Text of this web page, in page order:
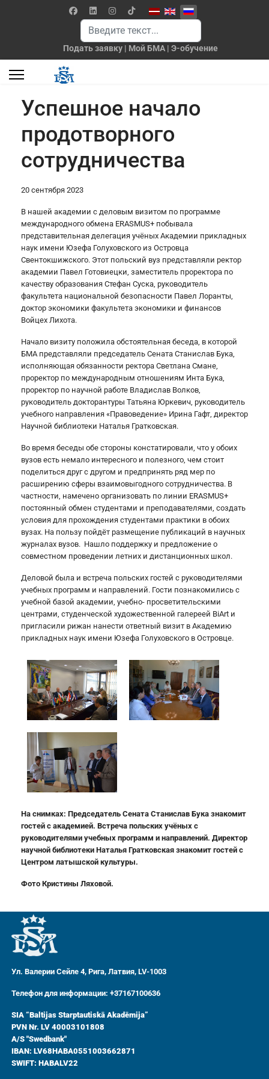
Выберите язык
Поиск
Подать заявку | Мой БМА | Э-обучение
Успешное начало
продотворного
сотрудничества
20 сентября 2023
В нашей академии с деловым визитом по программе
международного обмена ERASMUS+ побывала
представительная делегация учёных Академии прикладных
наук имени Юзефа Голуховского из Островца
Свентокшижского. Этот польский вуз представляли ректор
академии Павел Готовиецки, заместитель проректора по
качеству образования Стефан Суска, руководитель
факультета национальной безопасности Павел Лоранты,
доктор экономики факультета экономики и финансов
Войцех Лихота.
Начало визиту положила обстоятельная беседа, в которой
БМА представляли председатель Сената Станислав Бука,
исполняющая обязанности ректора Светлана Смане,
проректор по международным отношениям Инта Бука,
проректор по научной работе Владислав Волков,
руководитель докторантуры Татьяна Юркевич, руководитель
учебного направления «Правоведение» Ирина Гафт, директор
Научной библиотеки Наталья Гратковская.
Во время беседы обе стороны констатировали, что у обоих
вузов есть немало интересного и полезного, чем стоит
поделиться друг с другом и предпринять ряд мер по
расширению сферы взаимовыгодного сотрудничества. В
частности, намечено организовать по линии ERASMUS+
постоянный обмен студентами и преподавателями, создать
условия для прохождения студентами практики в обоих
вузах. На пользу пойдёт размещение публикаций в научных
журналах вузов. Нашло поддержку и предложение о
совместном проведении летних и дистанционных школ.
Деловой была и встреча польских гостей с руководителями
учебных программ и направлений. Гости познакомились с
учебной базой академии, учебно- просветительскими
центрами, студенческой художественной галереей BiArt и
пригласили рижан нанести ответный визит в Академию
прикладных наук имени Юзефа Голуховского в Островце.
На снимках: Председатель Сената Станислав Бука знакомит
гостей с академией. Встреча польских учёных с
руководителями учебных программ и направлений. Директор
научной библиотеки Наталья Гратковская знакомит гостей с
Центром латышской культуры.
Фото Кристины Ляховой.
Ул. Валерии Сейле 4, Рига, Латвия, LV-1003
Телефон для информации: +37167100636
SIA “Baltijas Starptautiskā Akadēmija”
PVN Nr. LV 40003101808
A/S "Swedbank"
IBAN: LV68HABA0551003662871
SWIFT: HABALV22